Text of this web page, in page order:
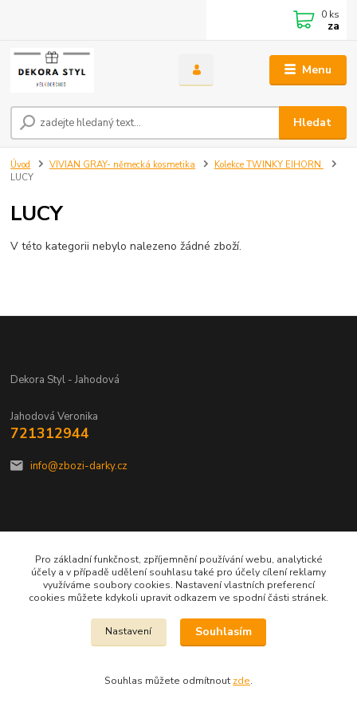
Menu
Hledat
0 ks
za
Úvod VIVIAN GRAY- německá kosmetika
Kolekce TWINKY EIHORN
LUCY
LUCY
V této kategorii nebylo nalezeno žádné zboží.
Dekora Styl - Jahodová
Jahodová Veronika
721312944
info@zbozi-darky.cz
Vytvořeno na Eshop-rychle.cz
Pro základní funkčnost, zpříjemnění používání webu, analytické
účely a v případě udělení souhlasu také pro účely cílení reklamy
využíváme soubory cookies. Nastavení vlastních preferencí
cookies můžete kdykoli upravit odkazem ve spodní části stránek.
Nastavení Souhlasím
Souhlas můžete odmítnout zde.